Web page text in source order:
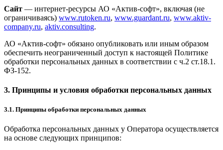
Сайт — интернет-ресурсы АО «Актив-софт», включая (не
ограничиваясь) www.rutoken.ru, www.guardant.ru, www.aktiv-
company.ru, aktiv.consulting.
АО «Актив-софт» обязано опубликовать или иным образом
обеспечить неограниченный доступ к настоящей Политике
обработки персональных данных в соответствии с ч.2 ст.18.1.
ФЗ-152.
3. Принципы и условия обработки персональных данных
3.1. Принципы обработки персональных данных
Обработка персональных данных у Оператора осуществляется
на основе следующих принципов: